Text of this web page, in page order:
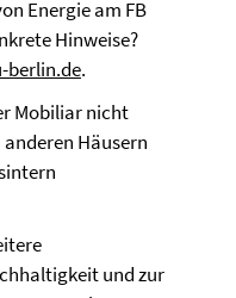
Energie am FB
Hinweise?
berlin.de.
Mobiliar nicht
Häusern
und zur